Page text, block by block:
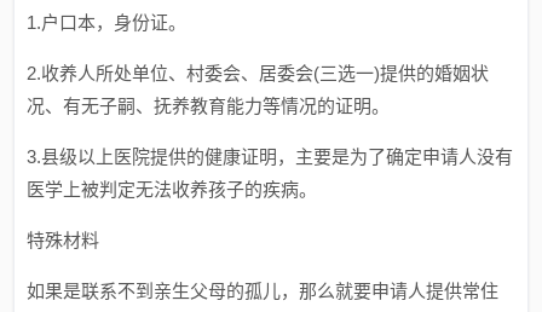
1.户口本，身份证。
2.收养人所处单位、村委会、居委会(三选一)提供的婚姻状
况、有无子嗣、抚养教育能力等情况的证明。
3.县级以上医院提供的健康证明，主要是为了确定申请人没有
医学上被判定无法收养孩子的疾病。
特殊材料
如果是联系不到亲生父母的孤儿，那么就要申请人提供常住